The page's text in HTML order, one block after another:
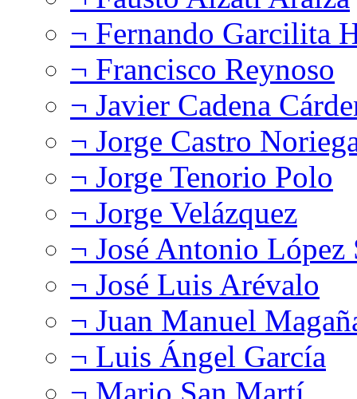
¬ Fernando Garcilita
¬ Francisco Reynoso
¬ Javier Cadena
¬ Jorge Castro
¬ Jorge Tenorio Polo
¬ Jorge Velázquez
¬ José Antonio López
¬ José Luis Arévalo
¬ Juan Manuel
¬ Luis Ángel García
¬ Mario San Martí